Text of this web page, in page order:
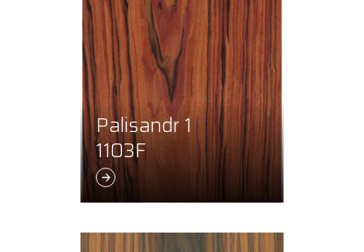
Palisandr 1
1103F